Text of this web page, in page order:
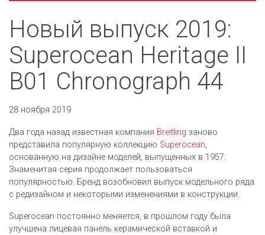
Новый выпуск 2019:
Superocean Heritage II
B01 Chronograph 44
28 ноября 2019
Два года назад известная компания Breitling заново
представила популярную коллекцию Superocean,
основанную на дизайне моделей, выпущенных в 1957.
Знаменитая серия продолжает пользоваться
популярностью. Бренд возобновил выпуск модельного ряда
с редизайном и некоторыми изменениями в конструкции.
Superocean постоянно меняется, в прошлом году была
улучшена лицевая панель керамической вставкой и